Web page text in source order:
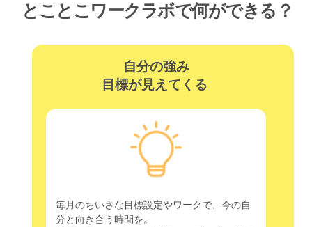
とことこワークラボで何ができる？
自分の強み
目標が見えてくる
毎月のちいさな目標設定やワークで、今の自
分と向き合う時間を。